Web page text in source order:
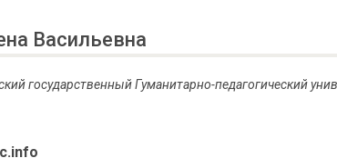
Васильевна
государственный Гуманитарно-педагогический